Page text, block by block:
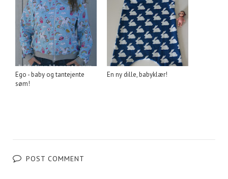
Ego - baby og tantejente
søm!
En ny dille, babyklær!
POST COMMENT